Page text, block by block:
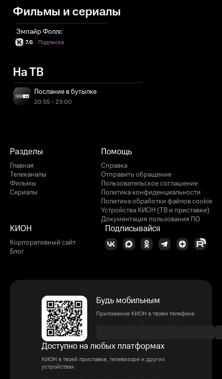
Фильмы и сериалы
Эмпайр Фоллс
7.6 Подписка
·
На ТВ
Послание в бутылке
20:55 - 23:00
Разделы
Главная
Телеканалы
Фильмы
Сериалы
Помощь
Справка
Отправить обращение
Пользовательское соглашение
Политика конфиденциальности
Политика обработки файлов cookie
Устройства КИОН (ТВ и приставки)
Документация пользования ПО
КИОН
Корпоративный сайт
Блог
Подписывайся
Будь мобильным
Приложение КИОН в твоем телефоне
Доступно на любых платформах
КИОН в твоей приставке, телевизоре и других
устройствах